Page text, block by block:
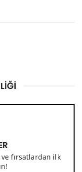
fırsatlardan ilk